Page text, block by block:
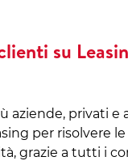
su
aziende, privati e
per risolvere
grazie a tutti i